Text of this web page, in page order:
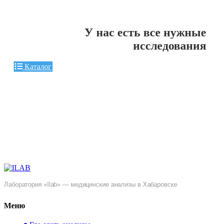
У нас есть все нужные
исследования
Каталог
Лаборатория «Ilab» — медицинские анализы в Хабаровске
Меню